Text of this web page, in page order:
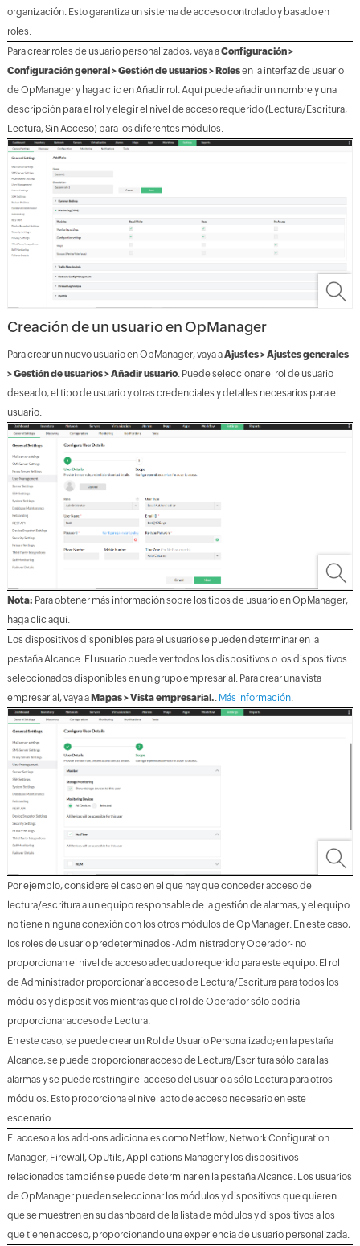
organización. Esto garantiza un sistema de acceso controlado y basado en
roles.
Para crear roles de usuario personalizados, vaya aConfiguración >
Configuración general > Gestión de usuarios > Rolesen la interfaz de usuario
de OpManager y haga clic en Añadir rol. Aquí puede añadir un nombre y una
descripción para el rol y elegir el nivel de acceso requerido (Lectura/Escritura,
Lectura, Sin Acceso) para los diferentes módulos.
Creación de un usuario en OpManager
Para crear un nuevo usuario en OpManager, vaya aAjustes > Ajustes generales
> Gestión de usuarios > Añadir usuario. Puede seleccionar el rol de usuario
deseado, el tipo de usuario y otras credenciales y detalles necesarios para el
usuario.
Nota: Para obtener más información sobre los tipos de usuario en OpManager,
haga clic aquí.
Los dispositivos disponibles para el usuario se pueden determinar en la
pestaña Alcance. El usuario puede ver todos los dispositivos o los dispositivos
seleccionados disponibles en un grupo empresarial. Para crear una vista
empresarial, vaya aMapas > Vista empresarial. Más información.
Por ejemplo, considere el caso en el que hay que conceder acceso de
lectura/escritura a un equipo responsable de la gestión de alarmas, y el equipo
no tiene ninguna conexión con los otros módulos de OpManager. En este caso,
los roles de usuario predeterminados -Administrador y Operador- no
proporcionan el nivel de acceso adecuado requerido para este equipo. El rol
de Administrador proporcionaría acceso de Lectura/Escritura para todos los
módulos y dispositivos mientras que el rol de Operador sólo podría
proporcionar acceso de Lectura.
En este caso, se puede crear un Rol de Usuario Personalizado; en la pestaña
Alcance, se puede proporcionar acceso de Lectura/Escritura sólo para las
alarmas y se puede restringir el acceso del usuario a sólo Lectura para otros
módulos. Esto proporciona el nivel apto de acceso necesario en este
escenario.
El acceso a los add-ons adicionales como Netflow, Network Configuration
Manager, Firewall, OpUtils, Applications Manager y los dispositivos
relacionados también se puede determinar en la pestaña Alcance. Los usuarios
de OpManager pueden seleccionar los módulos y dispositivos que quieren
que se muestren en su dashboard de la lista de módulos y dispositivos a los
que tienen acceso, proporcionando una experiencia de usuario personalizada.